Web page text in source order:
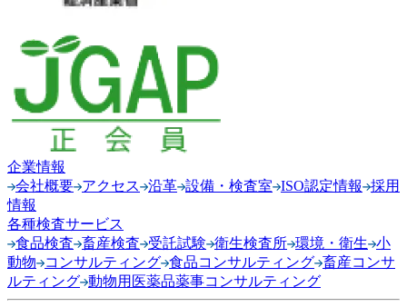
企業情報
会社概要 アクセス 沿革 設備・検査室 ISO認定情報
採用
情報
各種検査サービス
食品検査 畜産検査 受託試験 衛生検査所 環境・衛生 小
動物
コンサルティング 食品コンサルティング 畜産コンサ
ルティング 動物用医薬品薬事コンサルティング